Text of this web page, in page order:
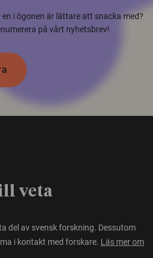
i ögonen är lättare att snacka med?
på vårt nyhetsbrev!
veta
del av svensk forskning. Dessutom
i kontakt med forskare. Läs mer om